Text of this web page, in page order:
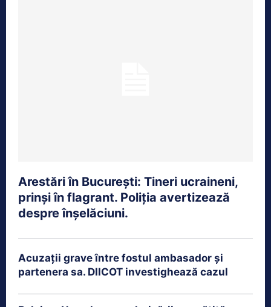
Arestări în București: Tineri ucraineni,
prinși în flagrant. Poliția avertizează
despre înșelăciuni.
Acuzații grave între fostul ambasador și
partenera sa. DIICOT investighează cazul